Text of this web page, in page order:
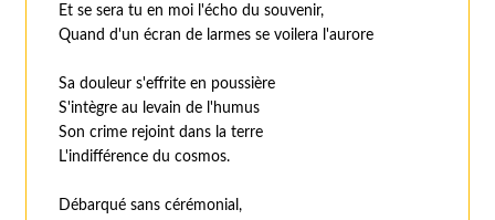
Et se sera tu en moi l'écho du souvenir,
Quand d'un écran de larmes se voilera l'aurore
Sa douleur s'effrite en poussière
S'intègre au levain de l'humus
Son crime rejoint dans la terre
L'indifférence du cosmos.
Débarqué sans cérémonial,